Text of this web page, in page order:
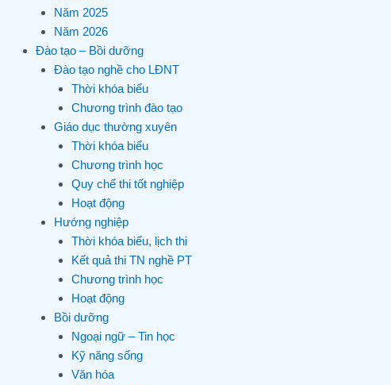
Năm 2025
Năm 2026
Đào tạo – Bồi dưỡng
Đào tạo nghề cho LĐNT
Thời khóa biểu
Chương trình đào tạo
Giáo dục thường xuyên
Thời khóa biểu
Chương trình học
Quy chế thi tốt nghiệp
Hoạt động
Hướng nghiệp
Thời khóa biểu, lịch thi
Kết quả thi TN nghề PT
Chương trình học
Hoạt động
Bồi dưỡng
Ngoại ngữ – Tin học
Kỹ năng sống
Văn hóa